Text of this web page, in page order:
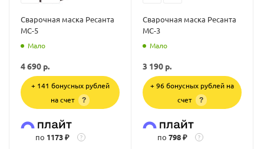
Сварочная маска Ресанта
МС-5
Мало
4 690 р.
+ 141 бонусных рублей
на счет
?
по 1173 ₽ ?
Сварочная маска Ресанта
МС-3
Мало
3 190 р.
+ 96 бонусных рублей на
счет
?
по 798 ₽ ?